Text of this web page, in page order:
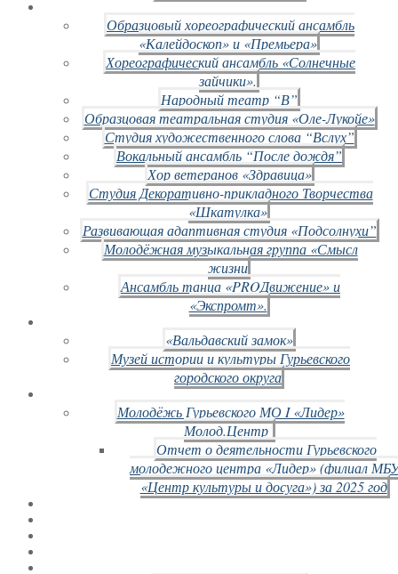
Образцовый хореографический ансамбль
«Калейдоскоп» и «Премьера»
Хореографический ансамбль «Солнечные
зайчики».
Народный театр “В”
Образцовая театральная студия «Оле-Лукойе»
Студия художественного слова “Вслух”
Вокальный ансамбль “После дождя”
Хор ветеранов «Здравица»
Студия Декоративно-прикладного Творчества
«Шкатулка»
Развивающая адаптивная студия «Подсолнухи”
Молодёжная музыкальная группа «Смысл
жизни
Ансамбль танца «PROДвижение» и
«Экспромт».
«Вальдавский замок»
Музей истории и культуры Гурьевского
городского округа
Молодёжь Гурьевского МО I «Лидер»
Молод.Центр
Отчет о деятельности Гурьевского
молодежного центра «Лидер» (филиал
«Центр культуры и досуга») за 2025 год